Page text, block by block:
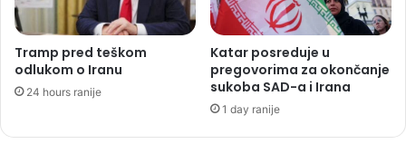
Tramp pred teškom
odlukom o Iranu
24 hours ranije
Katar posreduje u
pregovorima za okončanje
sukoba SAD-a i Irana
1 day ranije